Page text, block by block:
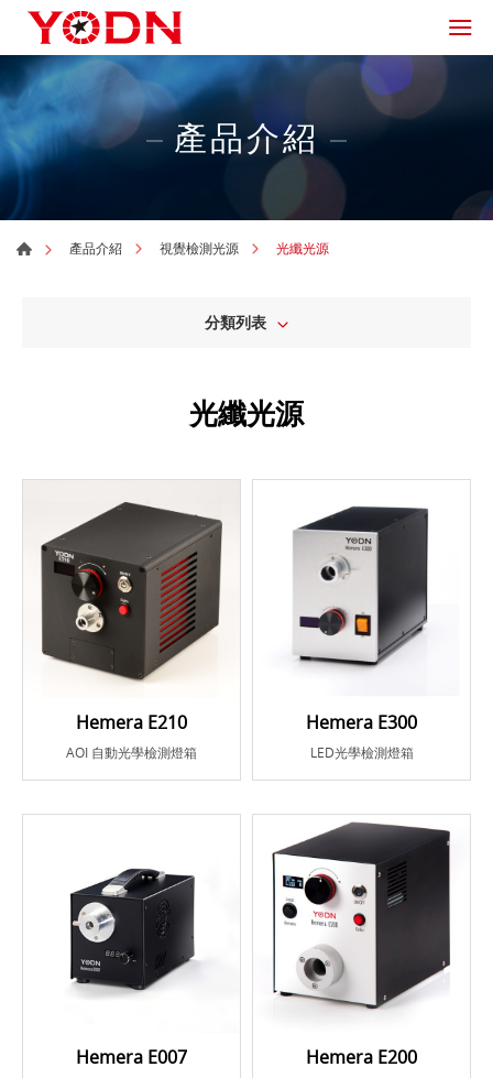
產品介紹
產品介紹 視覺檢測光源 光纖光源
分類列表
光纖光源
Hemera E210
AOI 自動光學檢測燈箱
Hemera E300
LED光學檢測燈箱
Hemera E007 Hemera E200